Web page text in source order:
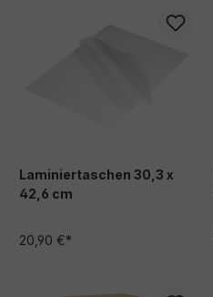
Laminiertaschen 30,3 x
42,6 cm
20,90 €*